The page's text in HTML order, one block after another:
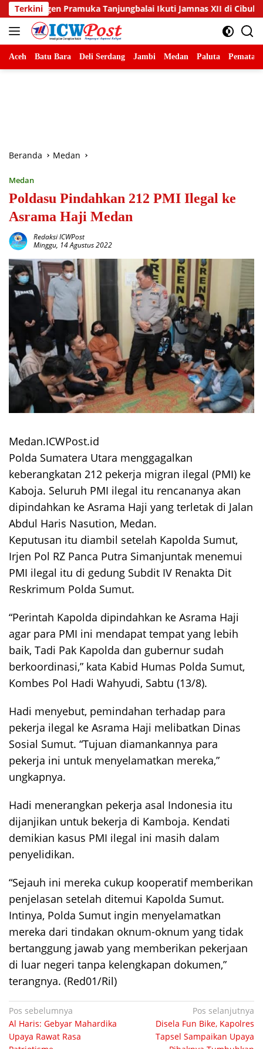
Langsung
ke
konten
Terkini
Tanjungbalai Ikuti Jamnas XII di Cibubur Beban
Aceh Batu Bara Deli Serdang Jambi Medan Paluta
Beranda Medan
Medan
Poldasu Pindahkan 212 PMI Ilegal ke
Asrama Haji Medan
Redaksi ICWPost
Minggu, 14 Agustus 2022
Medan.ICWPost.id
Polda Sumatera Utara menggagalkan
keberangkatan 212 pekerja migran ilegal (PMI) ke
Kaboja. Seluruh PMI ilegal itu rencananya akan
dipindahkan ke Asrama Haji yang terletak di Jalan
Abdul Haris Nasution, Medan.
Keputusan itu diambil setelah Kapolda Sumut,
Irjen Pol RZ Panca Putra Simanjuntak menemui
PMI ilegal itu di gedung Subdit IV Renakta Dit
Reskrimum Polda Sumut.
“Perintah Kapolda dipindahkan ke Asrama Haji
agar para PMI ini mendapat tempat yang lebih
baik, Tadi Pak Kapolda dan gubernur sudah
berkoordinasi,” kata Kabid Humas Polda Sumut,
Kombes Pol Hadi Wahyudi, Sabtu (13/8).
Hadi menyebut, pemindahan terhadap para
pekerja ilegal ke Asrama Haji melibatkan Dinas
Sosial Sumut. “Tujuan diamankannya para
pekerja ini untuk menyelamatkan mereka,”
ungkapnya.
Hadi menerangkan pekerja asal Indonesia itu
dijanjikan untuk bekerja di Kamboja. Kendati
demikian kasus PMI ilegal ini masih dalam
penyelidikan.
“Sejauh ini mereka cukup kooperatif memberikan
penjelasan setelah ditemui Kapolda Sumut.
Intinya, Polda Sumut ingin menyelamatkan
mereka dari tindakan oknum-oknum yang tidak
bertanggung jawab yang memberikan pekerjaan
di luar negeri tanpa kelengkapan dokumen,”
terangnya. (Red01/Ril)
Navigasi
pos
Pos sebelumnya
Al Haris: Gebyar Mahardika
Upaya Rawat Rasa
Pos selanjutnya
Disela Fun Bike, Kapolres
Tapsel Sampaikan Upaya